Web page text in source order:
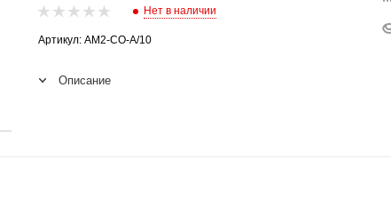
Нет в наличии
Артикул: AM2-CO-A/10
Описание